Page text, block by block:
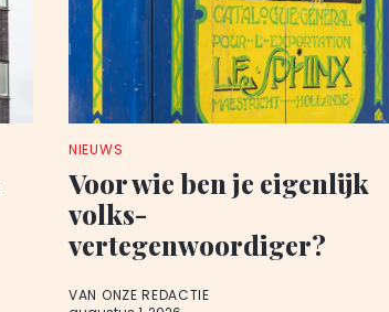
NIEUWS
Voor wie ben je eigenlijk
volks-
vertegenwoordiger?
VAN ONZE REDACTIE